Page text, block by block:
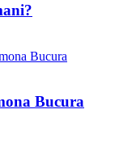
Bucura